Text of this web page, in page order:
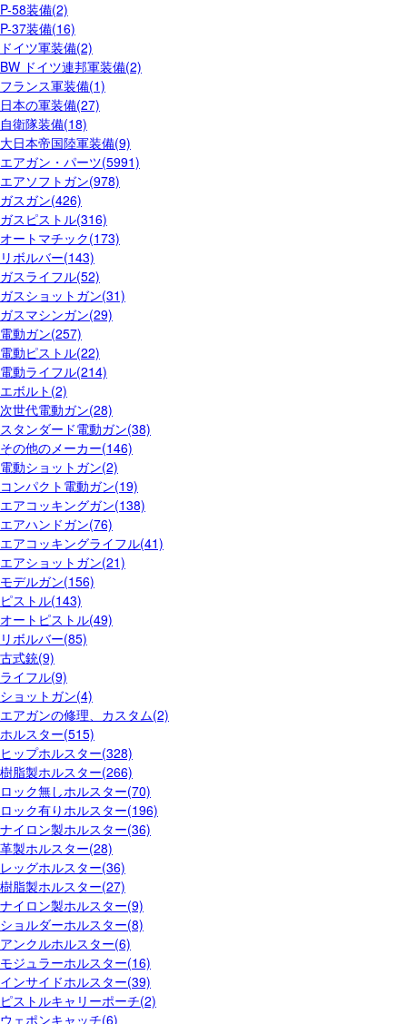
P-58装備(2)
P-37装備(16)
ドイツ軍装備(2)
BW ドイツ連邦軍装備(2)
フランス軍装備(1)
日本の軍装備(27)
自衛隊装備(18)
大日本帝国陸軍装備(9)
エアガン・パーツ(5991)
エアソフトガン(978)
ガスガン(426)
ガスピストル(316)
オートマチック(173)
リボルバー(143)
ガスライフル(52)
ガスショットガン(31)
ガスマシンガン(29)
電動ガン(257)
電動ピストル(22)
電動ライフル(214)
エボルト(2)
次世代電動ガン(28)
スタンダード電動ガン(38)
その他のメーカー(146)
電動ショットガン(2)
コンパクト電動ガン(19)
エアコッキングガン(138)
エアハンドガン(76)
エアコッキングライフル(41)
エアショットガン(21)
モデルガン(156)
ピストル(143)
オートピストル(49)
リボルバー(85)
古式銃(9)
ライフル(9)
ショットガン(4)
エアガンの修理、カスタム(2)
ホルスター(515)
ヒップホルスター(328)
樹脂製ホルスター(266)
ロック無しホルスター(70)
ロック有りホルスター(196)
ナイロン製ホルスター(36)
革製ホルスター(28)
レッグホルスター(36)
樹脂製ホルスター(27)
ナイロン製ホルスター(9)
ショルダーホルスター(8)
アンクルホルスター(6)
モジュラーホルスター(16)
インサイドホルスター(39)
ピストルキャリーポーチ(2)
ウェポンキャッチ(6)